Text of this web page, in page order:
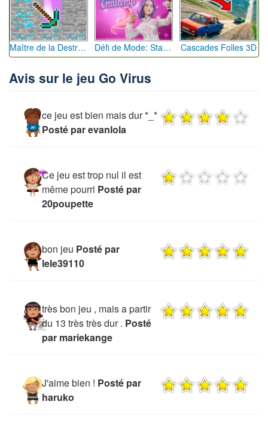
Maître de la Destruction: Fusion de Pioches Défi de Mode: Star du Podium Cascades Folles 3D
Avis sur le jeu Go Virus
ce jeu est bien mais dur *_*
Posté par evanlola
Ce jeu est trop nul il est
même pourri Posté par
20poupette
bon jeu Posté par
lele39110
très bon jeu , mais a partir
du 13 très très dur . Posté
par mariekange
J'aime bien ! Posté par
haruko